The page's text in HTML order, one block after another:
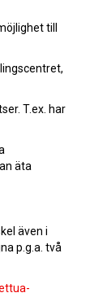
till
T.ex. har
äta
även i
p.g.a. två